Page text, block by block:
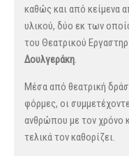
καθώς και από κείμενα
υλικού, δύο εκ των
του Θεατρικού
Δουλγεράκη.
Μέσα από θεατρική
φόρμες, οι
ανθρώπου με τον χρόνο
τελικά τον καθορίζει.